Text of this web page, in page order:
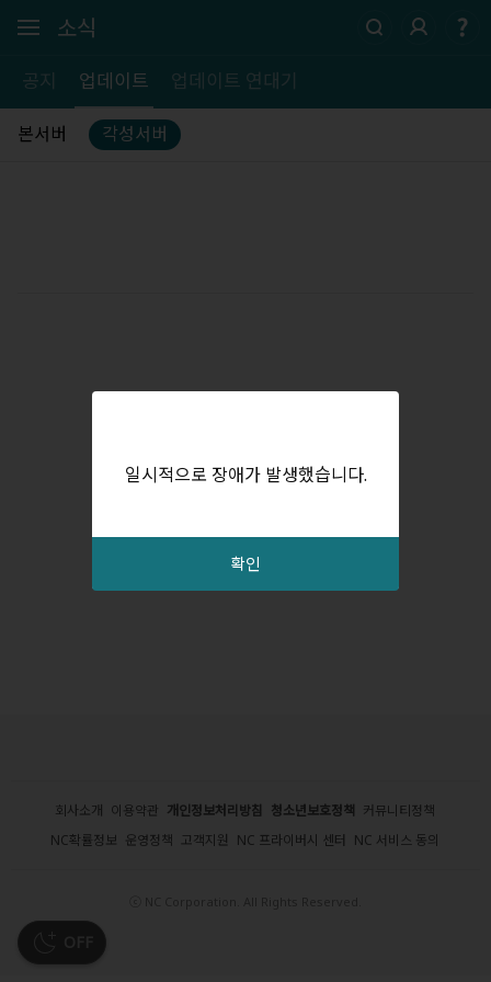
소식
공지 업데이트 업데이트 연대기
본서버 각성서버
회사소개 이용약관 개인정보처리방침 청소년보호정책 커뮤니티정책
NC확률정보 운영정책 고객지원 NC 프라이버시 센터 NC 서비스 동의
일시적으로 장애가 발생했습니다.
확인